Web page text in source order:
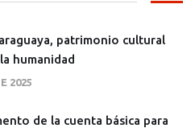
patrimonio cultural
humanidad
2025
de la cuenta básica para